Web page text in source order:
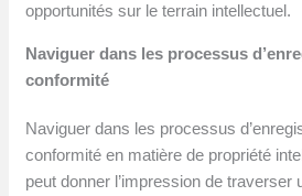
opportunités sur le terrain intellectuel.
Naviguer dans les processus
conformité
Naviguer dans les processus
conformité en matière de propriété
peut donner l’impression de traverser